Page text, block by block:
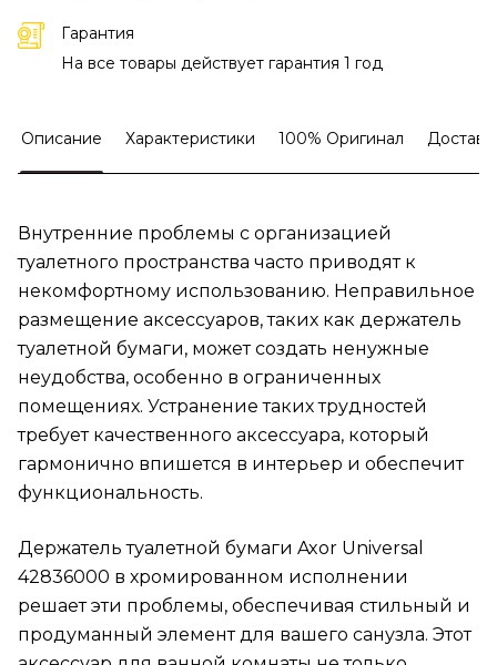
Гарантия
На все товары действует гарантия 1 год
Описание Характеристики 100% Оригинал
Внутренние проблемы с организацией
туалетного пространства часто приводят к
некомфортному использованию. Неправильное
размещение аксессуаров, таких как держатель
туалетной бумаги, может создать ненужные
неудобства, особенно в ограниченных
помещениях. Устранение таких трудностей
требует качественного аксессуара, который
гармонично впишется в интерьер и обеспечит
функциональность.
Держатель туалетной бумаги Axor Universal
42836000 в хромированном исполнении
решает эти проблемы, обеспечивая стильный и
продуманный элемент для вашего санузла. Этот